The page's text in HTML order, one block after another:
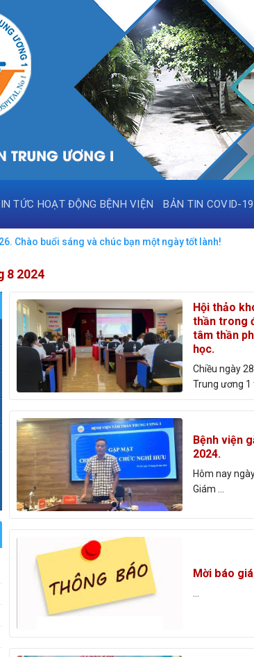
TỨC HOẠT ĐỘNG BỆNH VIỆN BẢN TIN COVID-19
Chào buổi sáng và chúc bạn một ngày tốt lành!
8 2024
Hội thảo
thần trong
tâm thần
học.
Chiều ngày
Trung ương 1
Bệnh viện
2024.
Hôm nay
Giám ...
Mời báo